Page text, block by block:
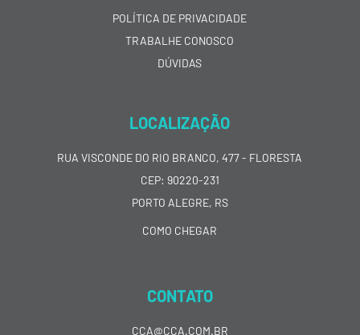
POLÍTICA DE PRIVACIDADE
TRABALHE CONOSCO
DÚVIDAS
LOCALIZAÇÃO
RUA VISCONDE DO RIO BRANCO, 477 - FLORESTA
CEP: 90220-231
PORTO ALEGRE, RS
COMO CHEGAR
CONTATO
CCA@CCA.COM.BR